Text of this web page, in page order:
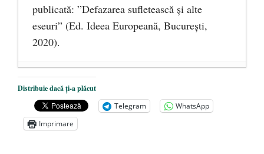
publicată: ”Defazarea sufletească și alte
eseuri” (Ed. Ideea Europeană, București,
2020).
Ioan Ianolide, sau cum își măsoară un
creștin libertatea lăuntrică
- 5 februarie
2021
Cum te fură puterea?
Distribuie dacă ți-a plăcut
Telegram
WhatsApp
Imprimare